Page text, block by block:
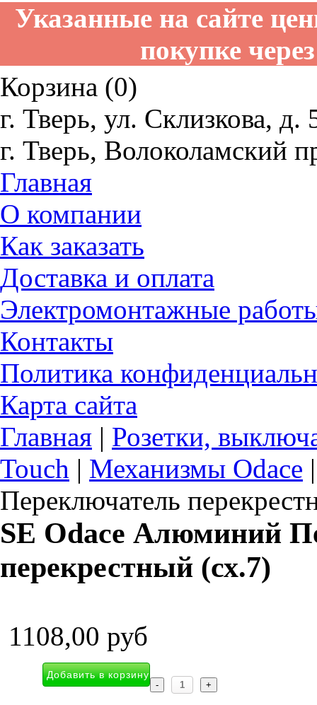
Указанные на сайте
покупке
Корзина (0)
г. Тверь, ул. Склизкова, д.
г. Тверь, Волоколамский
Главная
О компании
Как заказать
Доставка и оплата
Электромонтажные
Контакты
Политика
Карта сайта
Главная | Розетки,
Touch | Механизмы Odace
Переключатель
SE Odace Алюминий
перекрестный (сх.7)
1108,00 руб